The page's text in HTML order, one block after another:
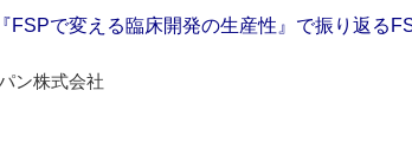
FSPで変える臨床開発の生産性』で振り返る
ン株式会社